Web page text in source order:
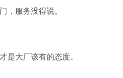
，服务没得说。
是大厂该有的态度。